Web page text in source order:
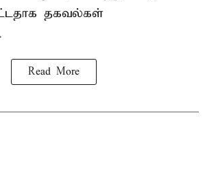
தகவல்கள்
Read More